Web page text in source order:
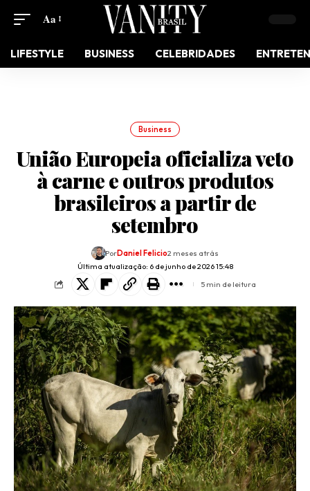
Aa
LIFESTYLE BUSINESS CELEBRIDADES
Business
União Europeia oficializa veto
à carne e outros produtos
brasileiros a partir de
setembro
Última atualização: 6 de junho de 2026 15:48
PorDaniel Felicio2 meses atrás
5 min de leitura